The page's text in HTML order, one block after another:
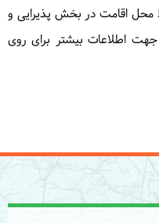
محل اقامت در بخش پذیرایی و
جهت اطلاعات بیشتر برای روی